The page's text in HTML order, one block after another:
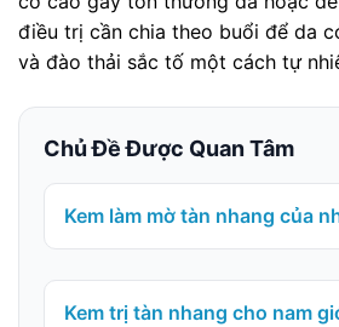
điều trị cần chia theo buổi để da
và đào thải sắc tố một cách tự
Chủ Đề Được Quan Tâm
Kem làm mờ tàn nhang của
Kem trị tàn nhang cho nam